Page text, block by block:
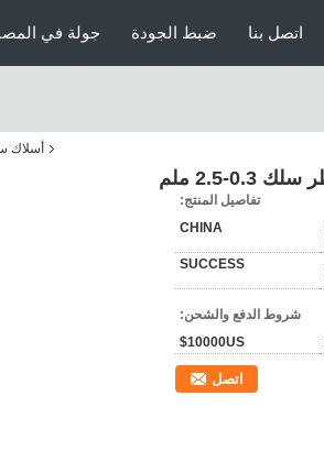
جولة في ضبط الجودة اتصل بنا
أسلاك
تفاصيل المنتج:
CHINA
SUCCESS
شروط الدفع والشحن:
10000US$
اتصل